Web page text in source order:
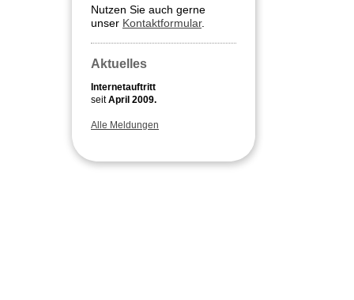
Nutzen Sie auch gerne
unser Kontaktformular.
Aktuelles
Internetauftritt
seitApril 2009.
Alle Meldungen